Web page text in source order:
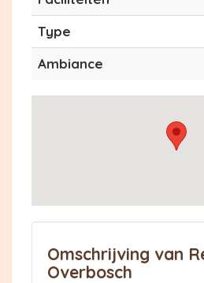
Type
Ambiance
Omschrijving van
Overbosch